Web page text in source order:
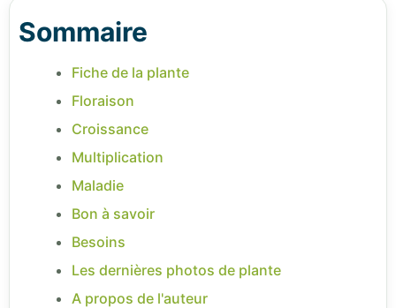
Sommaire
Fiche de la plante
Floraison
Croissance
Multiplication
Maladie
Bon à savoir
Besoins
Les dernières photos de plante
A propos de l'auteur